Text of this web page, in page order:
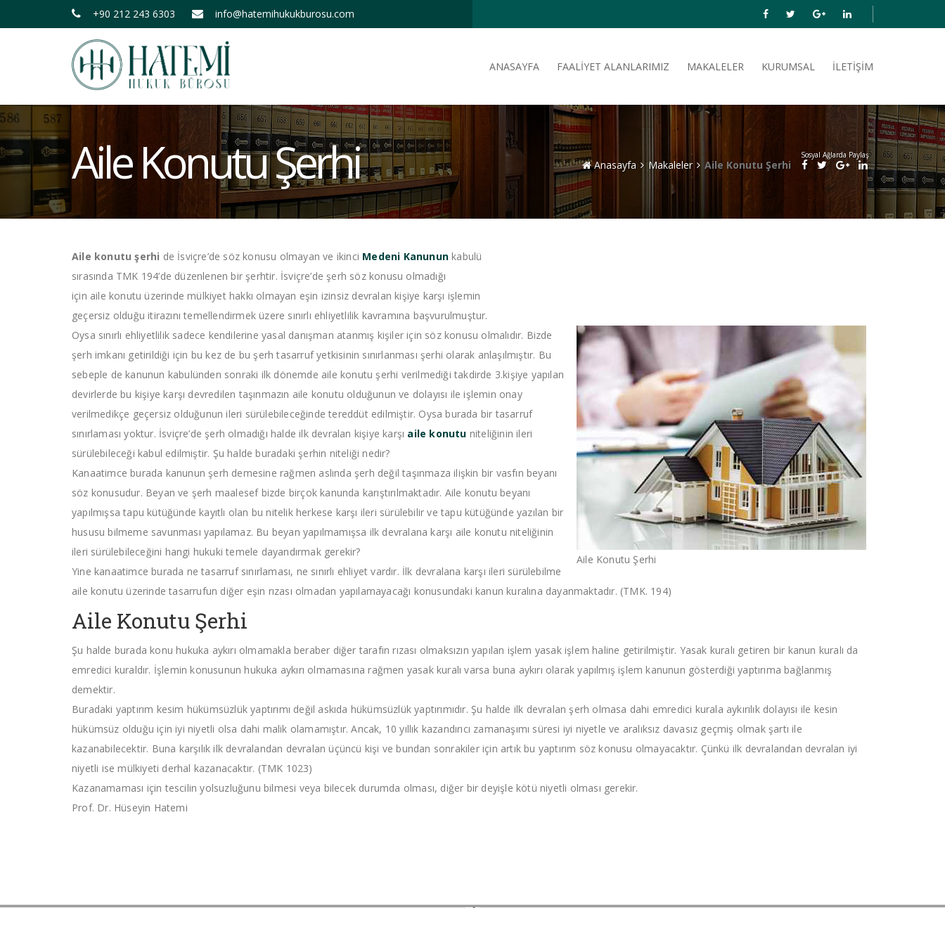
+90 212 243 6303 info@hatemihukukburosu.com
ANASAYFA FAALİYET ALANLARIMIZ MAKALELER KURUMSAL İLETIŞIM
Aile Konutu Şerhi Anasayfa Makaleler Aile Konutu Şerhi
Sosyal Ağlarda Paylaş
Aile konutu şerhi de İsviçre’de söz konusu olmayan ve ikinci Medeni Kanunun kabulü
sırasında TMK 194’de düzenlenen bir şerhtir. İsviçre’de şerh söz konusu olmadığı
için aile konutu üzerinde mülkiyet hakkı olmayan eşin izinsiz devralan kişiye karşı işlemin
geçersiz olduğu itirazını temellendirmek üzere sınırlı ehliyetlilik kavramına başvurulmuştur.
Aile Konutu Şerhi
Oysa sınırlı ehliyetlilik sadece kendilerine yasal danışman atanmış kişiler için söz konusu olmalıdır. Bizde
şerh imkanı getirildiği için bu kez de bu şerh tasarruf yetkisinin sınırlanması şerhi olarak anlaşılmıştır. Bu
sebeple de kanunun kabulünden sonraki ilk dönemde aile konutu şerhi verilmediği takdirde 3.kişiye yapılan
devirlerde bu kişiye karşı devredilen taşınmazın aile konutu olduğunun ve dolayısı ile işlemin onay
verilmedikçe geçersiz olduğunun ileri sürülebileceğinde tereddüt edilmiştir. Oysa burada bir tasarruf
sınırlaması yoktur. İsviçre’de şerh olmadığı halde ilk devralan kişiye karşı aile konutu niteliğinin ileri
sürülebileceği kabul edilmiştir. Şu halde buradaki şerhin niteliği nedir?
Kanaatimce burada kanunun şerh demesine rağmen aslında şerh değil taşınmaza ilişkin bir vasfın beyanı
söz konusudur. Beyan ve şerh maalesef bizde birçok kanunda karıştırılmaktadır. Aile konutu beyanı
yapılmışsa tapu kütüğünde kayıtlı olan bu nitelik herkese karşı ileri sürülebilir ve tapu kütüğünde yazılan bir
hususu bilmeme savunması yapılamaz. Bu beyan yapılmamışsa ilk devralana karşı aile konutu niteliğinin
ileri sürülebileceğini hangi hukuki temele dayandırmak gerekir?
Yine kanaatimce burada ne tasarruf sınırlaması, ne sınırlı ehliyet vardır. İlk devralana karşı ileri sürülebilme
aile konutu üzerinde tasarrufun diğer eşin rızası olmadan yapılamayacağı konusundaki kanun kuralına dayanmaktadır. (TMK. 194)
Aile Konutu Şerhi
Şu halde burada konu hukuka aykırı olmamakla beraber diğer tarafın rızası olmaksızın yapılan işlem yasak işlem haline getirilmiştir. Yasak kuralı getiren bir kanun kuralı da
emredici kuraldır. İşlemin konusunun hukuka aykırı olmamasına rağmen yasak kuralı varsa buna aykırı olarak yapılmış işlem kanunun gösterdiği yaptırıma bağlanmış
demektir.
Buradaki yaptırım kesim hükümsüzlük yaptırımı değil askıda hükümsüzlük yaptırımıdır. Şu halde ilk devralan şerh olmasa dahi emredici kurala aykırılık dolayısı ile kesin
hükümsüz olduğu için iyi niyetli olsa dahi malik olamamıştır. Ancak, 10 yıllık kazandırıcı zamanaşımı süresi iyi niyetle ve aralıksız davasız geçmiş olmak şartı ile
kazanabilecektir. Buna karşılık ilk devralandan devralan üçüncü kişi ve bundan sonrakiler için artık bu yaptırım söz konusu olmayacaktır. Çünkü ilk devralandan devralan iyi
niyetli ise mülkiyeti derhal kazanacaktır. (TMK 1023)
Kazanamaması için tescilin yolsuzluğunu bilmesi veya bilecek durumda olması, diğer bir deyişle kötü niyetli olması gerekir.
Prof. Dr. Hüseyin Hatemi